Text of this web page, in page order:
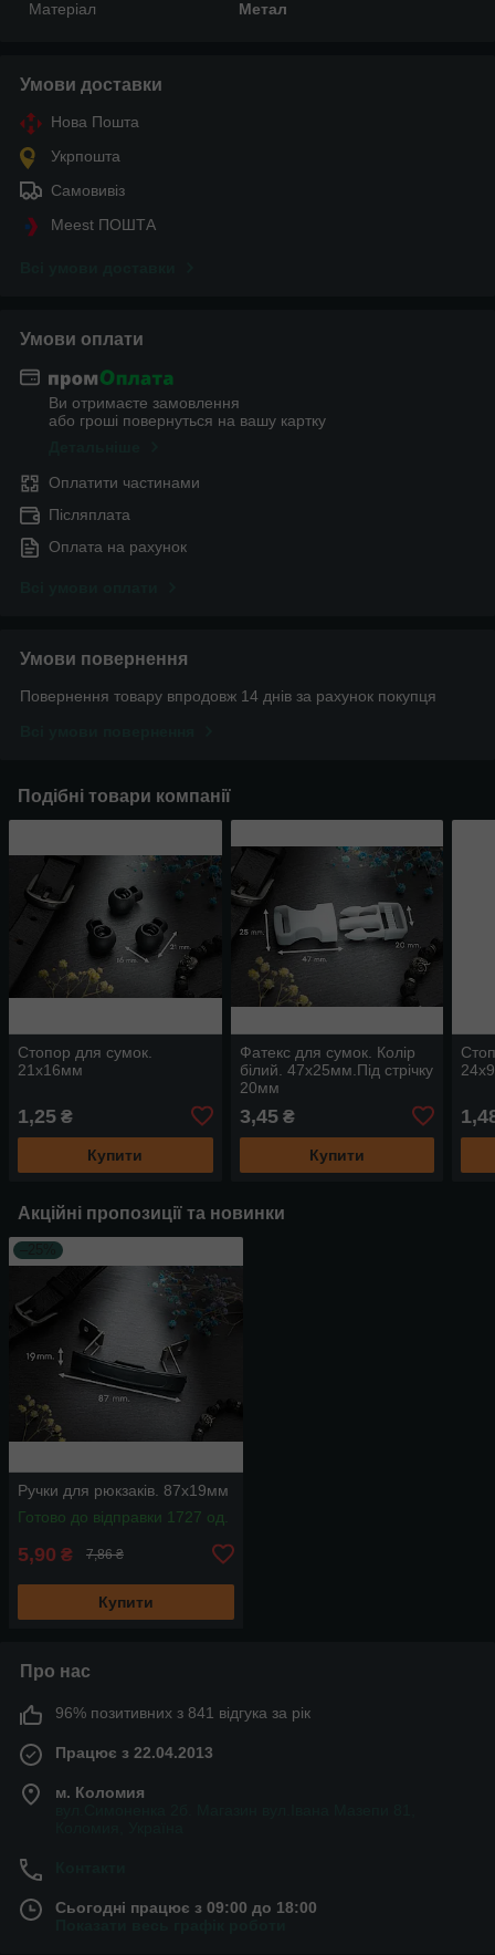
Матеріал
Метал
Умови доставки
Нова Пошта
Укрпошта
Самовивіз
Meest ПОШТА
Умови оплати
Ви отримаєте замовлення
або гроші повернуться на вашу картку
Оплатити частинами
Післяплата
Оплата на рахунок
Умови повернення
Повернення товару впродовж 14 днів за рахунок покупця
Подібні товари компанії
Стопор для сумок.
21х16мм
1,25 ₴
Купити
Фатекс для сумок. Колір
білий. 47х25мм.Під стрічку
20мм
3,45₴
Купити
Акційні пропозиції та новинки
Ручки для рюкзаків. 87х19мм
Готово до відправки 1727 од.
5,90 ₴ 7,86 ₴
Купити
Про нас
96% позитивних з 841 відгука за рік
Працює з 22.04.2013
м. Коломия
Сьогодні працює з 09:00 до 18:00